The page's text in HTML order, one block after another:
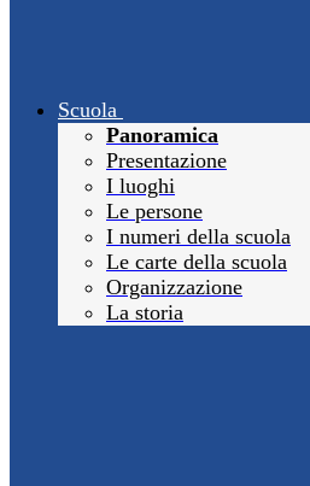
Scuola
Panoramica
Presentazione
I luoghi
Le persone
I numeri della scuola
Le carte della scuola
Organizzazione
La storia